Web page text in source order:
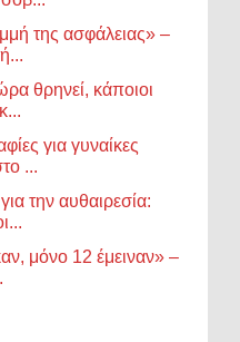
της ασφάλειας» –
θρηνεί, κάποιοι
για γυναίκες
...
την αυθαιρεσία:
μόνο 12 έμειναν» –